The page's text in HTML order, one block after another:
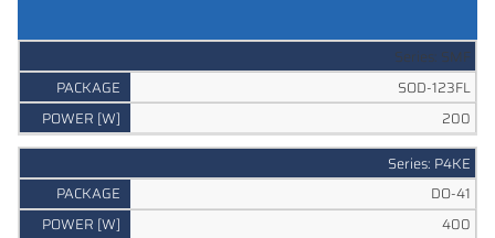
S
E
I
S
P
A
C
K
A
E
O
W
E
R
W
]
N
O
T
E
Series: SMF
SOD-123FL
200
Series: P4KE
DO-41
400